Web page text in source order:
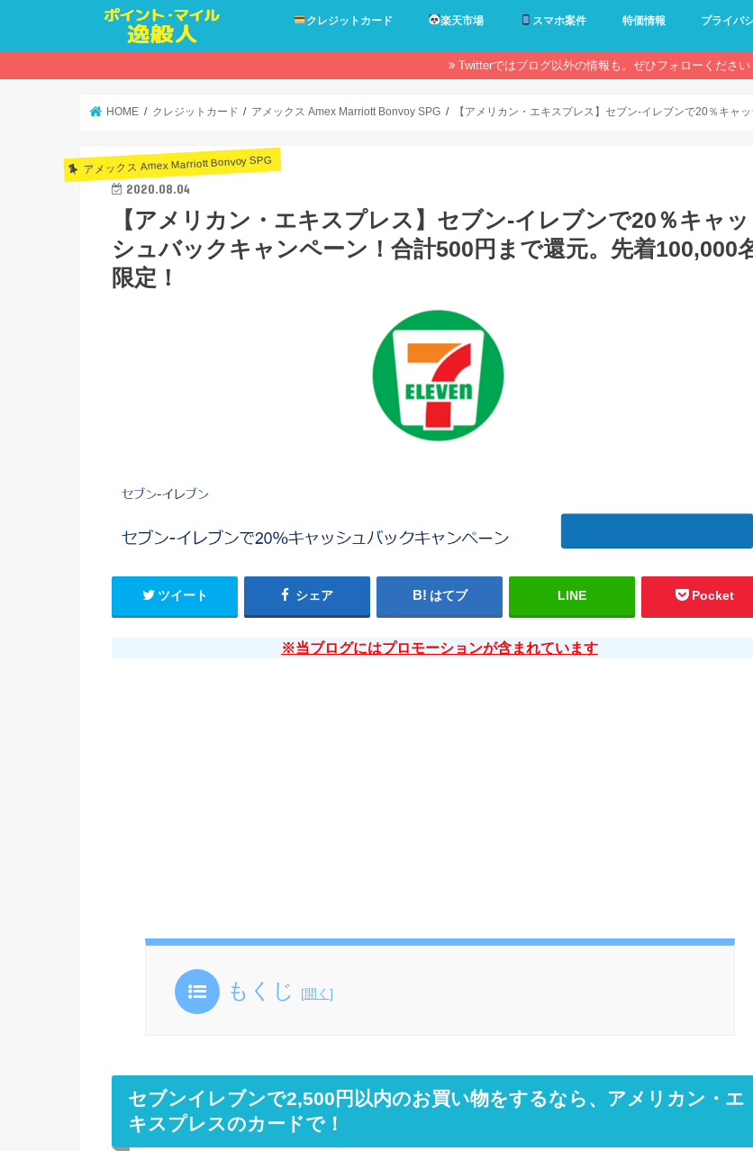
クレジットカード 楽天市場 スマホ案件 特価情報 プライバ
Twitterではブログ以外の情報も。ぜひフォローください
HOME クレジットカード アメックス Amex Marriott Bonvoy SPG 【アメリカン・エキスプレス】セブン‐イレブンで20％キャ
アメックス Amex Marriott Bonvoy SPG
2020.08.04
【アメリカン・エキスプレス】セブン‐イレブンで20％キャッ
シュバックキャンペーン！合計500円まで還元。先着100,000
限定！
ツイート シェア はてブ LINE Pocket
※当ブログにはプロモーションが含まれています
もくじ [開く ]
セブンイレブンで2,500円以内のお買い物をするなら、アメリカン・エ
キスプレスのカードで！